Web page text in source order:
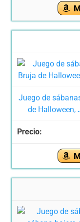
Juego de
de Halloween,